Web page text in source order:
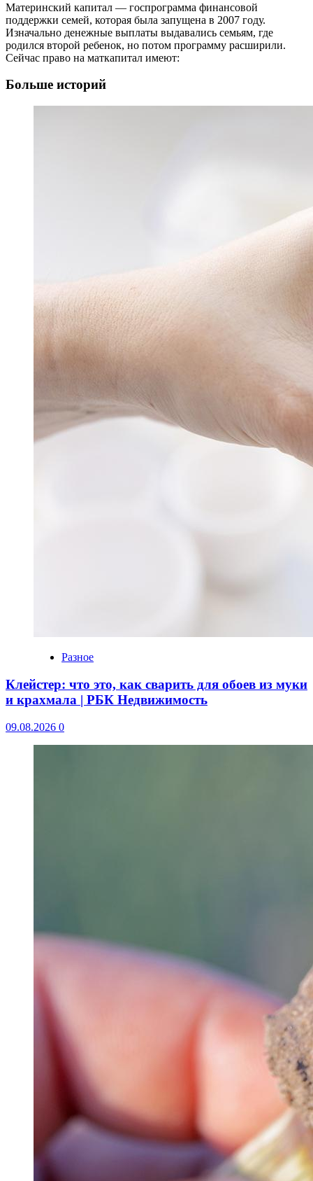
Материнский капитал — госпрограмма финансовой
поддержки семей, которая была запущена в 2007 году.
Изначально денежные выплаты выдавались семьям, где
родился второй ребенок, но потом программу расширили.
Сейчас право на маткапитал имеют:
Больше историй
Разное
Клейстер: что это, как сварить для обоев из муки
и крахмала | РБК Недвижимость
09.08.2026 0